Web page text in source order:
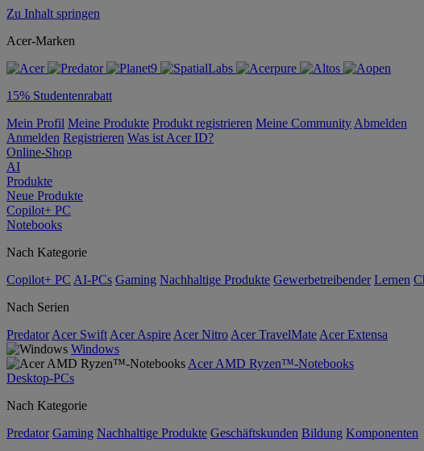
Zu Inhalt springen
Acer-Marken
15% Studentenrabatt
Mein Profil Meine Produkte Produkt registrieren Meine Community Abmelden
Anmelden Registrieren Was ist Acer ID?
Online-Shop
AI
Produkte
Neue Produkte
Copilot+ PC
Notebooks
Nach Kategorie
Copilot+ PC AI-PCs Gaming Nachhaltige Produkte Gewerbetreibender Lernen
Nach Serien
Predator Acer Swift Acer Aspire Acer Nitro Acer TravelMate Acer Extensa
Windows
Acer AMD Ryzen™-Notebooks
Desktop-PCs
Nach Kategorie
Predator Gaming Nachhaltige Produkte Geschäftskunden Bildung Komponenten